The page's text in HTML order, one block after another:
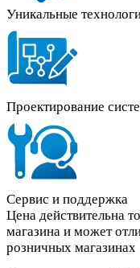
Уникальные
Проектирование
Сервис и поддержка
Цена действительна
магазина и может
розничных магазинах